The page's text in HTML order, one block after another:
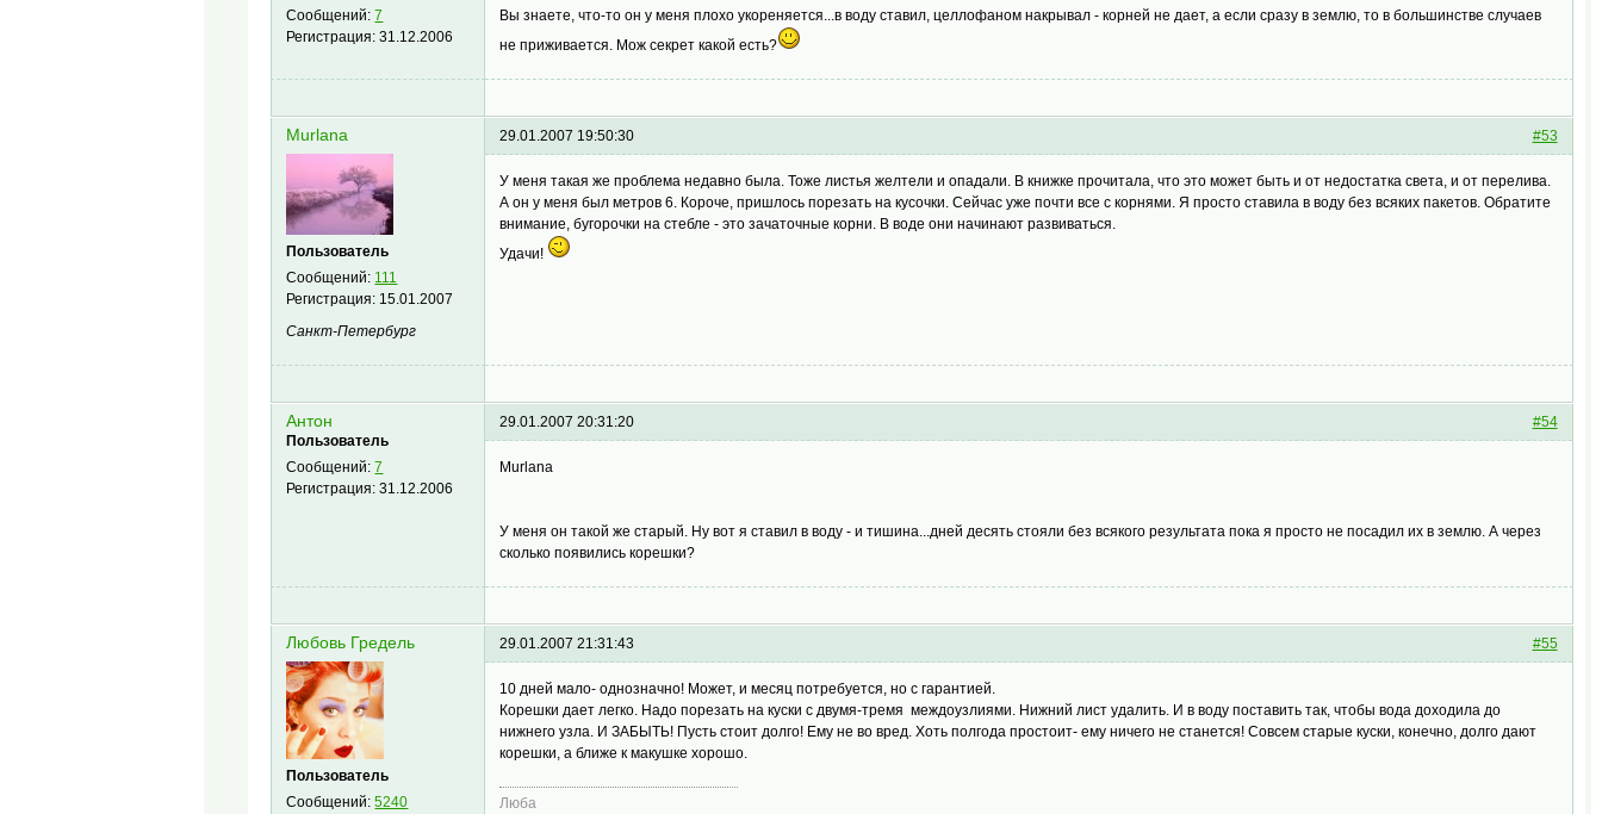
Сообщений:7
Регистрация:31.12.2006
Вы знаете, что-то он у меня плохо укореняется...в воду ставил, целлофаном накрывал - корней не дает, а если сразу в землю, то в большинстве случаев
не приживается. Мож секрет какой есть?
Murlana
Пользователь
Сообщений: 111
Регистрация: 15.01.2007
Санкт-Петербург
#53
29.01.2007 19:50:30
У меня такая же проблема недавно была. Тоже листья желтели и опадали. В книжке прочитала, что это может быть и от недостатка света, и от перелива.
А он у меня был метров 6. Короче, пришлось порезать на кусочки. Сейчас уже почти все с корнями. Я просто ставила в воду без всяких пакетов. Обратите
внимание, бугорочки на стебле - это зачаточные корни. В воде они начинают развиваться.
Удачи!
Антон
Пользователь
Сообщений:7
Регистрация:31.12.2006
#54
29.01.2007 20:31:20
Murlana
У меня он такой же старый. Ну вот я ставил в воду - и тишина...дней десять стояли без всякого результата пока я просто не посадил их в землю. А через
сколько появились корешки?
Любовь Гредель
Пользователь
Сообщений:5240
#55
29.01.2007 21:31:43
10 дней мало- однозначно! Может, и месяц потребуется, но с гарантией.
Корешки дает легко. Надо порезать на куски с двумя-тремя междоузлиями. Нижний лист удалить. И в воду поставить так, чтобы вода доходила до
нижнего узла. И ЗАБЫТЬ! Пусть стоит долго! Ему не во вред. Хоть полгода простоит- ему ничего не станется! Совсем старые куски, конечно, долго дают
корешки, а ближе к макушке хорошо.
Люба